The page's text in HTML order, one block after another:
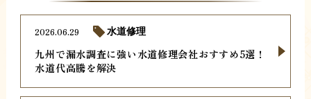
九州で漏水調査に強い水道修理会社おすすめ5選！
水道代高騰を解決
2026.06.29 水道修理